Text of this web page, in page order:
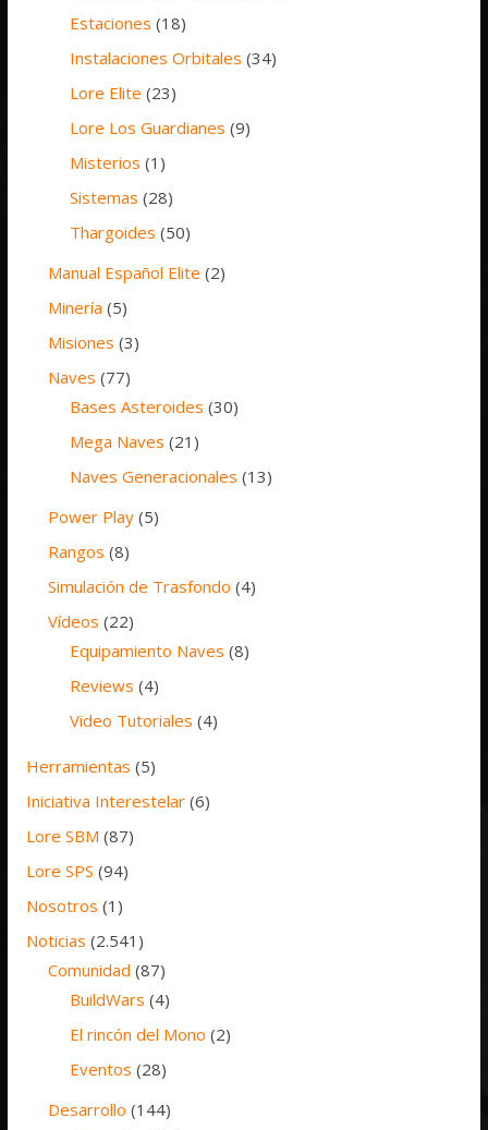
Estaciones (18)
Instalaciones Orbitales (34)
Lore Elite (23)
Lore Los Guardianes (9)
Misterios (1)
Sistemas (28)
Thargoides (50)
Manual Español Elite (2)
Minería (5)
Misiones (3)
Naves (77)
Bases Asteroides (30)
Mega Naves (21)
Naves Generacionales (13)
Power Play (5)
Rangos (8)
Simulación de Trasfondo (4)
Vídeos (22)
Equipamiento Naves (8)
Reviews (4)
Video Tutoriales (4)
Herramientas (5)
Iniciativa Interestelar (6)
Lore SBM (87)
Lore SPS (94)
Nosotros (1)
Noticias (2.541)
Comunidad (87)
BuildWars (4)
El rincón del Mono (2)
Eventos (28)
Desarrollo (144)